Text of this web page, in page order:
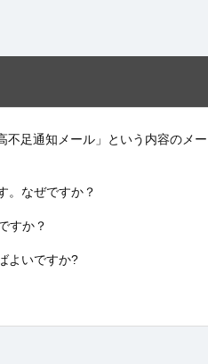
不足通知メール」という内容のメー
。なぜですか？
すか？
よいですか?